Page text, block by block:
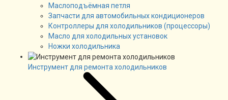
Маслоподъёмная петля
Запчасти для автомобильных кондиционеров
Контроллеры для холодильников (процессоры)
Масло для холодильных установок
Ножки холодильника
Инструмент для ремонта холодильников